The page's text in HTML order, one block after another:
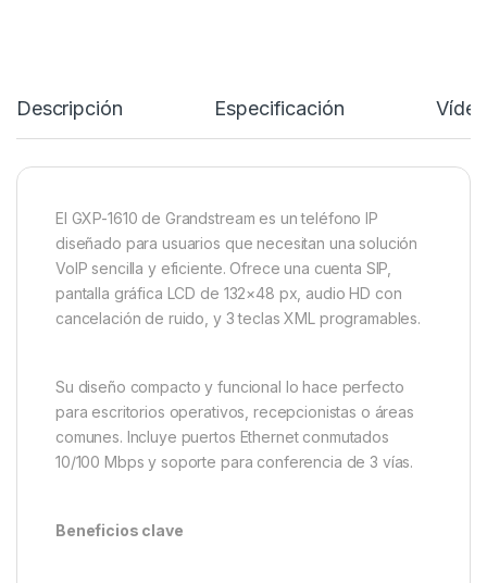
Descripción Especificación Vídeo
El GXP-1610 de Grandstream es un teléfono IP
diseñado para usuarios que necesitan una solución
VoIP sencilla y eficiente. Ofrece una cuenta SIP,
pantalla gráfica LCD de 132×48 px, audio HD con
cancelación de ruido, y 3 teclas XML programables.
Su diseño compacto y funcional lo hace perfecto
para escritorios operativos, recepcionistas o áreas
comunes. Incluye puertos Ethernet conmutados
10/100 Mbps y soporte para conferencia de 3 vías.
Beneficios clave